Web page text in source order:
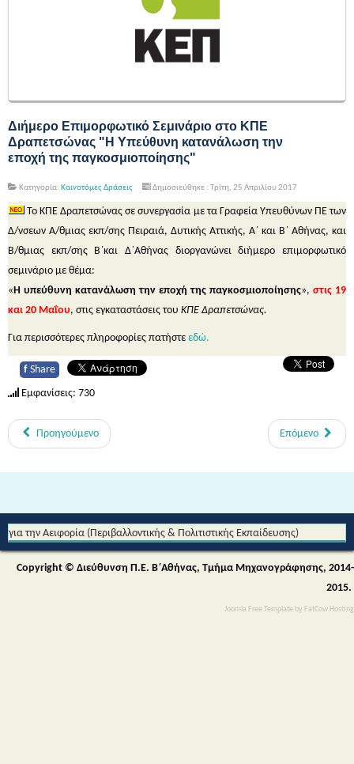
Joomla Free Template by FatCow Hosting
Διήμερο Επιμορφωτικό Σεμινάριο στο ΚΠΕ
Δραπετσώνας "Η Υπεύθυνη κατανάλωση την
εποχή της παγκοσμιοποίησης"
Κατηγορία: Καινοτόμες Δράσεις Δημοσιεύθηκε : Τρίτη, 25 Απριλίου 2017
Το ΚΠΕ Δραπετσώνας σε συνεργασία με τα Γραφεία Υπευθύνων ΠΕ των
Δ/νσεων Α/θμιας εκπ/σης Πειραιά, Δυτικής Αττικής, Α΄ και Β΄ Αθήνας, και
Β/θμιας εκπ/σης Β΄και Δ΄Αθήνας διοργανώνει διήμερο επιμορφωτικό
σεμινάριο με θέμα:
«Η υπεύθυνη κατανάλωση την εποχή της παγκοσμιοποίησης», στις 19
και 20 Μαΐου, στις εγκαταστάσεις του ΚΠΕ Δραπετσώνας.
Για περισσότερες πληροφορίες πατήστε εδώ.
f Share
Εμφανίσεις: 730
Προηγούμενο Επόμενο
για την Αειφορία (Περιβαλλοντικής & Πολιτιστικής Εκπαίδευσης)
Copyright © Διεύθυνση Π.Ε. Β΄Αθήνας, Τμήμα Μηχανογράφησης, 2014-
2015.